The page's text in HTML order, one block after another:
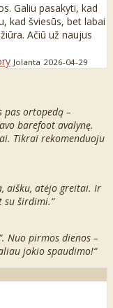
Galiu pasakyti, kad
kad šviesūs, bet labai
Ačiū už naujus
Jolanta 2026-04-29
pas ortopedą –
barefoot avalynę.
Tikrai rekomenduoju
aišku, atėjo greitai. Ir
su širdimi.“
Nuo pirmos dienos –
jokio spaudimo!“